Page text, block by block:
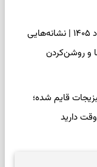
فال شمع امروز جمعه ۱۶ مرداد ۱۴۰۵ | نشانه‌هایی
و روشن‌کردن
قایم شده؛